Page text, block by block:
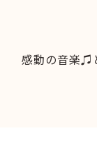
感動の音楽♫